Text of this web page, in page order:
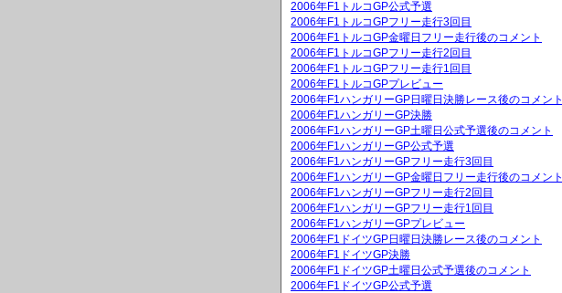
2006年F1トルコGP公式予選
2006年F1トルコGPフリー走行3回目
2006年F1トルコGP金曜日フリー走行後のコメント
2006年F1トルコGPフリー走行2回目
2006年F1トルコGPフリー走行1回目
2006年F1トルコGPプレビュー
2006年F1ハンガリーGP日曜日決勝レース後のコメント
2006年F1ハンガリーGP決勝
2006年F1ハンガリーGP土曜日公式予選後のコメント
2006年F1ハンガリーGP公式予選
2006年F1ハンガリーGPフリー走行3回目
2006年F1ハンガリーGP金曜日フリー走行後のコメント
2006年F1ハンガリーGPフリー走行2回目
2006年F1ハンガリーGPフリー走行1回目
2006年F1ハンガリーGPプレビュー
2006年F1ドイツGP日曜日決勝レース後のコメント
2006年F1ドイツGP決勝
2006年F1ドイツGP土曜日公式予選後のコメント
2006年F1ドイツGP公式予選